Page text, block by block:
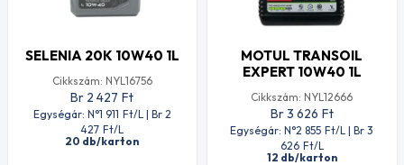
SELENIA 20K 10W40 1L
Cikkszám: NYL16756
Br 2 427 Ft
Egységár: N°1 911 Ft/L | Br 2
427 Ft/L
20 db/karton
MOTUL TRANSOIL
EXPERT 10W40 1L
Cikkszám: NYL12666
Br 3 626 Ft
Egységár: N°2 855 Ft/L | Br 3
626 Ft/L
12 db/karton